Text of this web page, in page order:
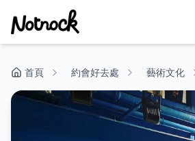
首頁 約會好去處 藝術文化